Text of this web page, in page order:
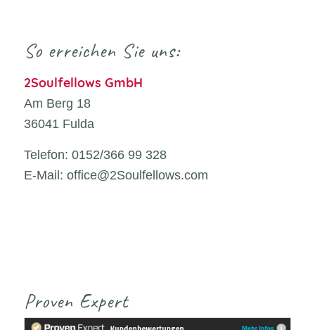
So erreichen Sie uns:
2Soulfellows GmbH
Am Berg 18
36041 Fulda
Telefon: 0152/366 99 328
E-Mail: office@2Soulfellows.com
Proven Expert